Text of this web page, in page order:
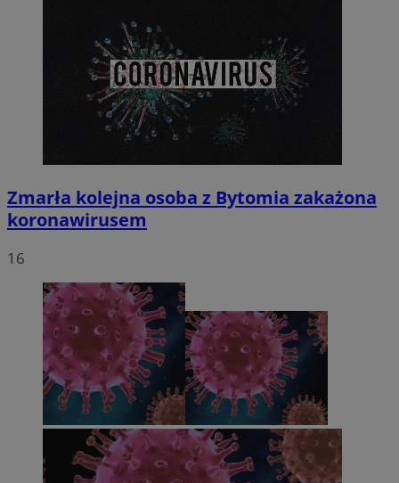
Zmarła kolejna osoba z Bytomia zakażona
koronawirusem
16